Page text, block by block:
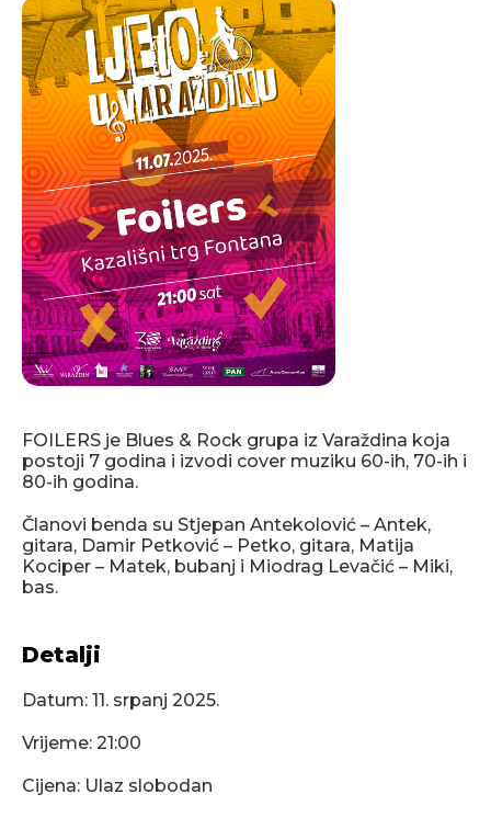
FOILERS je Blues & Rock grupa iz Varaždina koja
postoji 7 godina i izvodi cover muziku 60-ih, 70-ih i
80-ih godina.
Članovi benda su Stjepan Antekolović – Antek,
gitara, Damir Petković – Petko, gitara, Matija
Kociper – Matek, bubanj i Miodrag Levačić – Miki,
bas.
Detalji
Datum: 11. srpanj 2025.
Vrijeme: 21:00
Cijena: Ulaz slobodan